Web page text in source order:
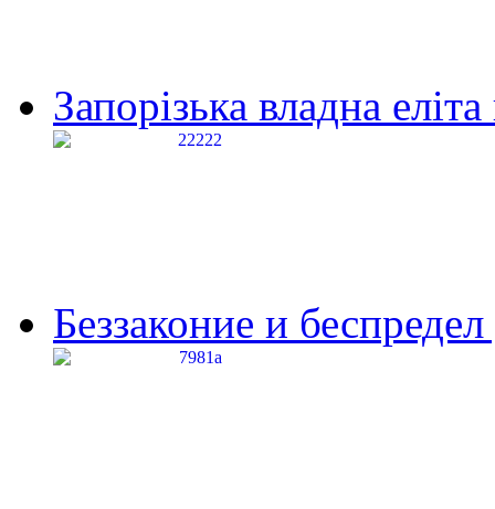
Запорізька владна
Беззаконие и